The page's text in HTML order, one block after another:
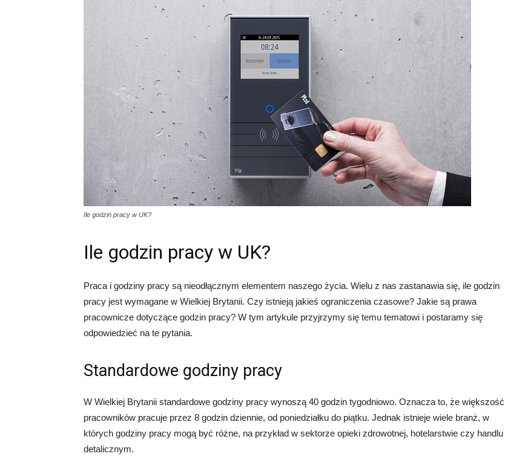
Ile godzin pracy w UK?
Ile godzin pracy w UK?
Praca i godziny pracy są nieodłącznym elementem naszego życia. Wielu z nas zastanawia się, ile godzin
pracy jest wymagane w Wielkiej Brytanii. Czy istnieją jakieś ograniczenia czasowe? Jakie są prawa
pracownicze dotyczące godzin pracy? W tym artykule przyjrzymy się temu tematowi i postaramy się
odpowiedzieć na te pytania.
Standardowe godziny pracy
W Wielkiej Brytanii standardowe godziny pracy wynoszą 40 godzin tygodniowo. Oznacza to, że większość
pracowników pracuje przez 8 godzin dziennie, od poniedziałku do piątku. Jednak istnieje wiele branż, w
których godziny pracy mogą być różne, na przykład w sektorze opieki zdrowotnej, hotelarstwie czy handlu
detalicznym.